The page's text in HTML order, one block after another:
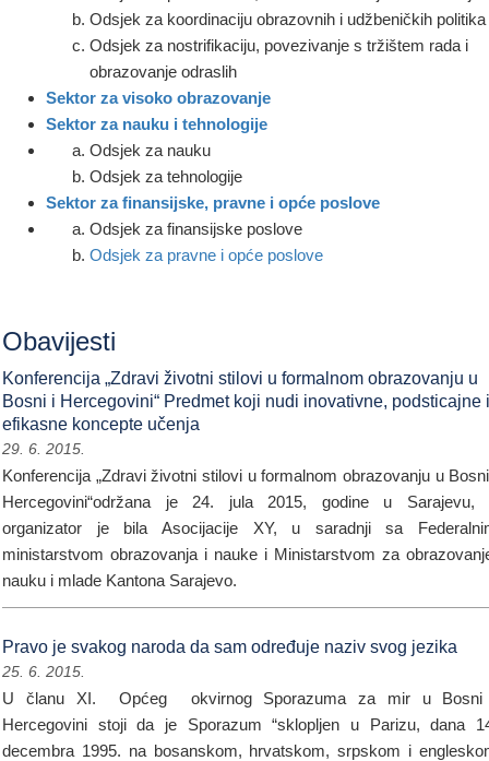
Odsjek za koordinaciju obrazovnih i udžbeničkih politika
Odsjek za nostrifikaciju, povezivanje s tržištem rada i
obrazovanje odraslih
Sektor za visoko obrazovanje
Sektor za nauku i tehnologije
Odsjek za nauku
Odsjek za tehnologije
Sektor za finansijske, pravne i opće poslove
Odsjek za finansijske poslove
Odsjek za pravne i opće poslove
Obavijesti
Konferencija „Zdravi životni stilovi u formalnom obrazovanju u
Bosni i Hercegovini“ Predmet koji nudi inovativne, podsticajne i
efikasne koncepte učenja
29. 6. 2015.
Konferencija „Zdravi životni stilovi u formalnom obrazovanju u
Hercegovini“održana je 24. jula 2015, godine u Sarajevu,
organizator je bila Asocijacije XY, u saradnji sa
ministarstvom obrazovanja i nauke i Ministarstvom za
nauku i mlade Kantona Sarajevo.
Pravo je svakog naroda da sam određuje naziv svog jezika
25. 6. 2015.
U članu XI. Općeg okvirnog Sporazuma za mir u
Hercegovini stoji da je Sporazum “sklopljen u Parizu, dana
decembra 1995. na bosanskom, hrvatskom, srpskom i